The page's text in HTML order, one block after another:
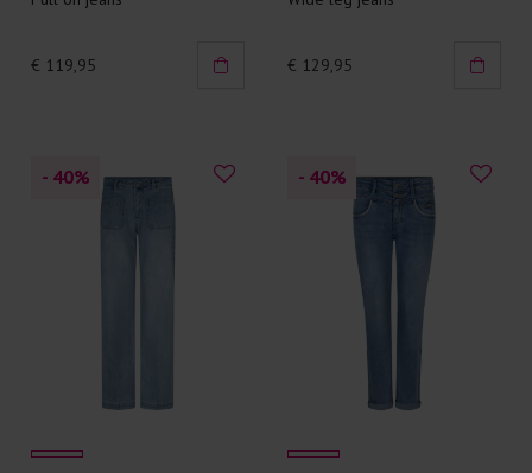
€ 119,95 € 129,95
- 40% - 40%